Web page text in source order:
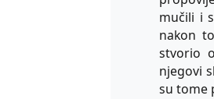
mučili i
nakon
stvorio
njegovi
su tome